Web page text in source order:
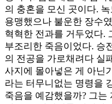
의 충혼을 모신 곳이다.
용맹했으나 불운한 장수
혁혁한 전과를 거두었다.
부조리한 죽음이었다. 승
의 전공을 가로채려다 실
사지에 몰아넣은 게 아닌
라는 터무니없는 명령을
죽음을 예감했을까? 그는